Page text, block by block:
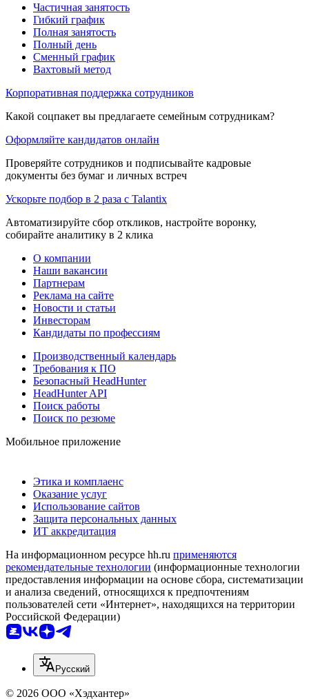
Частичная занятость
Гибкий график
Полная занятость
Полный день
Сменный график
Вахтовый метод
Корпоративная поддержка сотрудников
Какой соцпакет вы предлагаете семейным сотрудникам?
Оформляйте кандидатов онлайн
Проверяйте сотрудников и подписывайте кадровые
документы без бумаг и личных встреч
Ускорьте подбор в 2 раза с Talantix
Автоматизируйте сбор откликов, настройте воронку,
собирайте аналитику в 2 клика
О компании
Наши вакансии
Партнерам
Реклама на сайте
Новости и статьи
Инвесторам
Кандидаты по профессиям
Производственный календарь
Требования к ПО
Безопасный HeadHunter
HeadHunter API
Поиск работы
Поиск по резюме
Мобильное приложение
Этика и комплаенс
Оказание услуг
Использование сайтов
Защита персональных данных
ИТ аккредитация
На информационном ресурсе hh.ru применяются
рекомендательные технологии (информационные технологии
предоставления информации на основе сбора, систематизации
и анализа сведений, относящихся к предпочтениям
пользователей сети «Интернет», находящихся на территории
Российской Федерации)
Русский
© 2026 ООО «Хэдхантер»